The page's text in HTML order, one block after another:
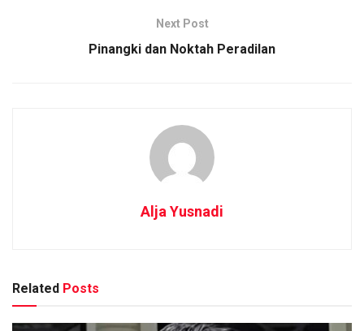
Next Post
Pinangki dan Noktah Peradilan
Alja Yusnadi
Related Posts